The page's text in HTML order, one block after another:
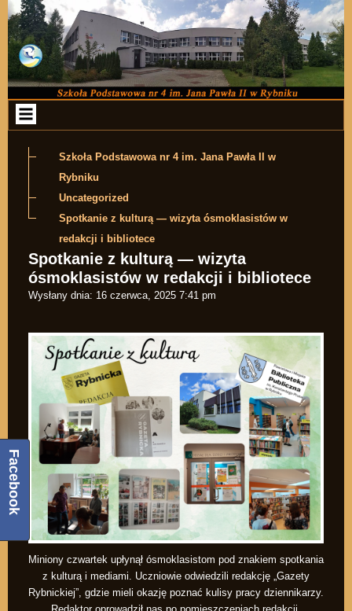
Przejdź do zawartości
Szkoła Podstawowa nr 4 im. Jana Pawła II w
Rybniku
Uncategorized
Spotkanie z kulturą — wizyta ósmoklasistów w
redakcji i bibliotece
Spotkanie z kulturą — wizyta
ósmoklasistów w redakcji i bibliotece
Wysłany dnia: 16 czerwca, 2025 7:41 pm
Miniony czwartek upłynął ósmoklasistom pod znakiem spotkania
z kulturą i mediami. Uczniowie odwiedzili redakcję „Gazety
Rybnickiej”, gdzie mieli okazję poznać kulisy pracy dziennikarzy.
Facebook